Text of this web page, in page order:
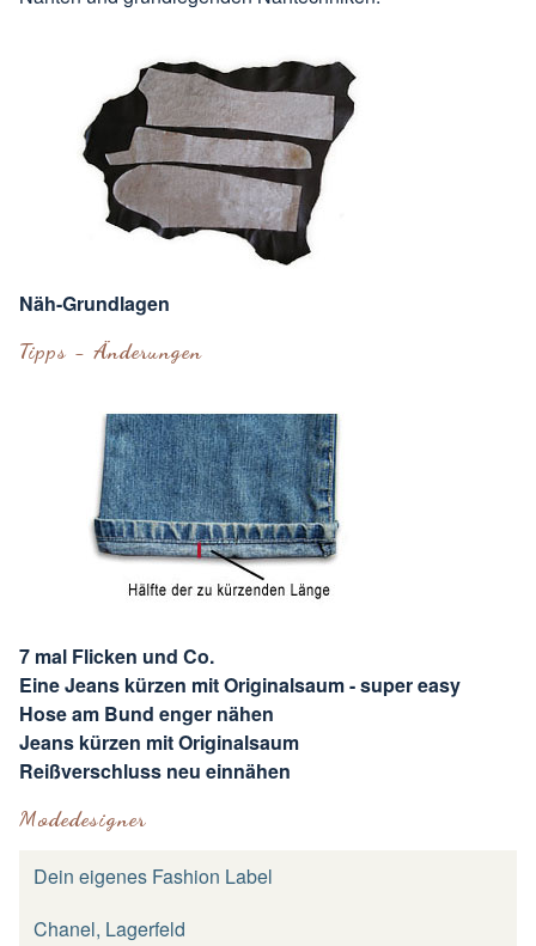
Näh-Grundlagen
Tipps - Änderungen
7 mal Flicken und Co.
Eine Jeans kürzen mit Originalsaum - super easy
Hose am Bund enger nähen
Jeans kürzen mit Originalsaum
Reißverschluss neu einnähen
Modedesigner
Dein eigenes Fashion Label
Chanel, Lagerfeld